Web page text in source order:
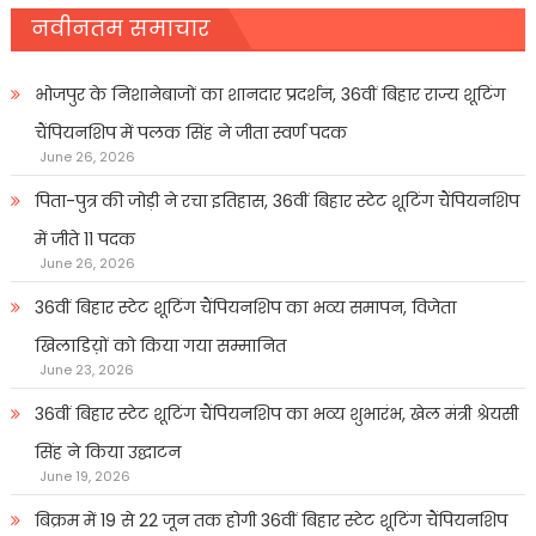
नवीनतम समाचार
भोजपुर के निशानेबाजों का शानदार प्रदर्शन, 36वीं बिहार राज्य शूटिंग
चैंपियनशिप में पलक सिंह ने जीता स्वर्ण पदक
June 26, 2026
पिता-पुत्र की जोड़ी ने रचा इतिहास, 36वीं बिहार स्टेट शूटिंग चैंपियनशिप
में जीते 11 पदक
June 26, 2026
36वीं बिहार स्टेट शूटिंग चैंपियनशिप का भव्य समापन, विजेता
खिलाडिय़ों को किया गया सम्मानित
June 23, 2026
36वीं बिहार स्टेट शूटिंग चैंपियनशिप का भव्य शुभारंभ, खेल मंत्री श्रेयसी
सिंह ने किया उद्घाटन
June 19, 2026
बिक्रम में 19 से 22 जून तक होगी 36वीं बिहार स्टेट शूटिंग चैंपियनशिप